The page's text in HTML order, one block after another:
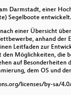
Darmstadt, einer
Segelboote entwickelt.
einer Übersicht
anhand der
Leitfaden zur
den Möglichkeiten, die
auf Besonderheiten
dem OS und
licenses/by-sa/